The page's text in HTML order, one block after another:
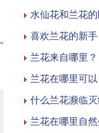
水仙花和兰花
喜欢兰花的新
兰花来自哪里？
兰花在哪里可
什么兰花濒临灭
兰花在哪里自